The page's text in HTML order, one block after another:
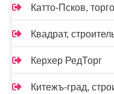
Катто-Псков,
Квадрат,
Керхер РедТорг
Китежъ-град,